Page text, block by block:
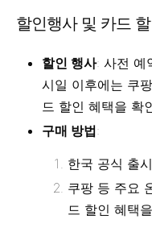
할인행사 및 카드
할인 행사: 사전 예
시일 이후에는 쿠
드 할인 혜택을 확
구매 방법:
한국 공식 출
쿠팡 등 주요
드 할인 혜택